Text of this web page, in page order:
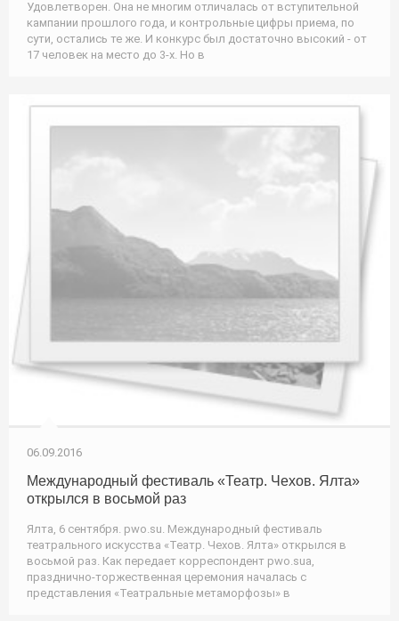
Удовлетворен. Она не многим отличалась от вступительной
кампании прошлого года, и контрольные цифры приема, по
сути, остались те же. И конкурс был достаточно высокий - от
17 человек на место до 3-х. Но в
06.09.2016
Международный фестиваль «Театр. Чехов. Ялта»
открылся в восьмой раз
Ялта, 6 сентября. pwo.su. Международный фестиваль
театрального искусства «Театр. Чехов. Ялта» открылся в
восьмой раз. Как передает корреспондент pwo.suа,
празднично-торжественная церемония началась с
представления «Театральные метаморфозы» в